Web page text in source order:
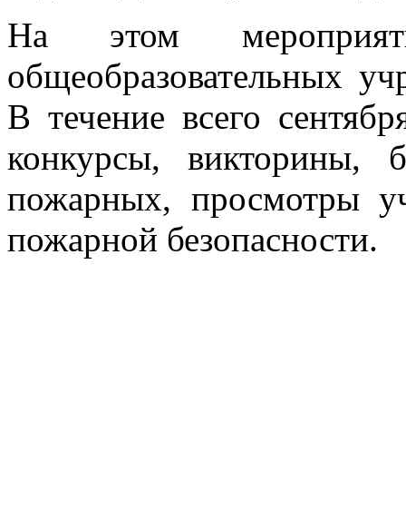
На этом
общеобразовательных
В течение всего
конкурсы, викторины,
пожарных, просмотры
пожарной безопасности.